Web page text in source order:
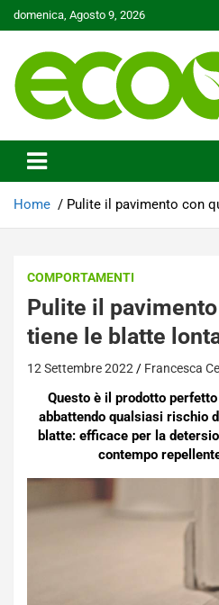
Skip
to
domenica, Agosto 9, 2026
Ecoo.it
Home Pulite il pavimento con
COMPORTAMENTI
Pulite il
tiene le blatte
12 Settembre 2022 Francesca
Questo è il prodotto
abbattendo qualsiasi rischio
blatte: efficace per la
contempo